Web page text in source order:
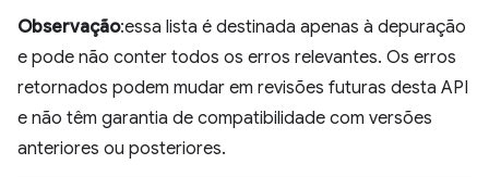
Observação:essa lista é destinada apenas à depuração
e pode não conter todos os erros relevantes. Os erros
retornados podem mudar em revisões futuras desta API
e não têm garantia de compatibilidade com versões
anteriores ou posteriores.